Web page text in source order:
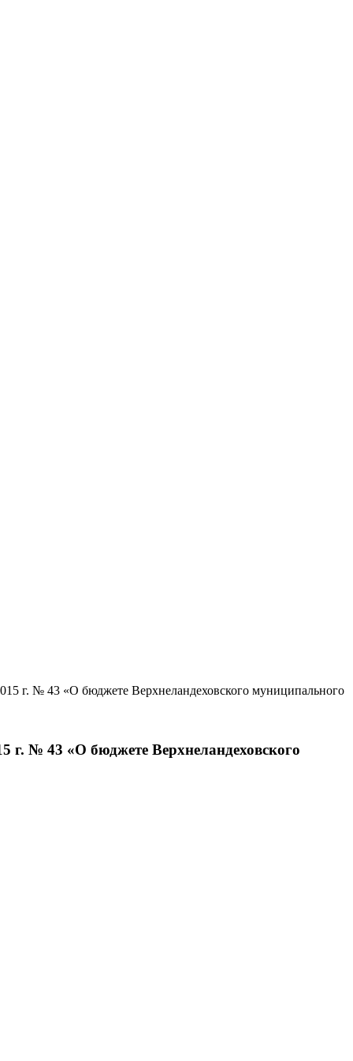
г. № 43 «О бюджете Верхнеландеховского муниципального
г. № 43 «О бюджете Верхнеландеховского